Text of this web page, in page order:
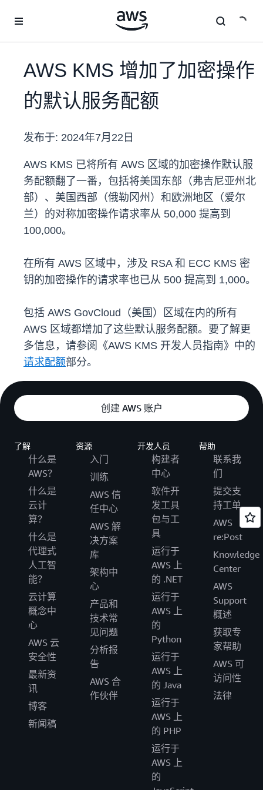
AWS KMS 增加了加密操作
的默认服务配额
发布于: 2024年7月22日
AWS KMS 已将所有 AWS 区域的加密操作默认服
务配额翻了一番，包括将美国东部（弗吉尼亚州北
部）、美国西部（俄勒冈州）和欧洲地区（爱尔
兰）的对称加密操作请求率从 50,000 提高到
100,000。
在所有 AWS 区域中，涉及 RSA 和 ECC KMS 密
钥的加密操作的请求率也已从 500 提高到 1,000。
包括 AWS GovCloud（美国）区域在内的所有
AWS 区域都增加了这些默认服务配额。要了解更
多信息，请参阅《AWS KMS 开发人员指南》中的
请求配额部分。
创建 AWS 账户
了解
什么是
AWS？
什么是
云计
算？
什么是
代理式
人工智
能？
云计算
概念中
心
AWS 云
安全性
最新资
讯
博客
新闻稿
资源
入门
训练
AWS 信
任中心
AWS 解
决方案
库
架构中
心
产品和
技术常
见问题
分析报
告
AWS 合
作伙伴
开发人员
构建者
中心
软件开
发工具
包与工
具
运行于
AWS 上
的 .NET
运行于
AWS 上
的
Python
运行于
AWS 上
的 Java
运行于
AWS 上
的 PHP
运行于
AWS 上
的
帮助
联系我
们
提交支
持工单
AWS
re:Post
Knowledge
Center
AWS
Support
概述
获取专
家帮助
AWS 可
访问性
法律